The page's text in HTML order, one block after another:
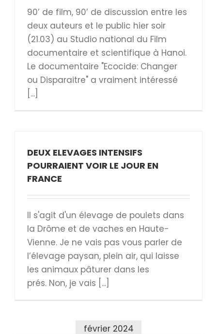
90’ de film, 90’ de discussion entre les
deux auteurs et le public hier soir
(21.03) au Studio national du Film
documentaire et scientifique à Hanoi.
Le documentaire "Ecocide: Changer
ou Disparaitre" a vraiment intéressé
[...]
DEUX ELEVAGES INTENSIFS
POURRAIENT VOIR LE JOUR EN
FRANCE
Il s'agit d'un élevage de poulets dans
la Drôme et de vaches en Haute-
Vienne. Je ne vais pas vous parler de
l’élevage paysan, plein air, qui laisse
les animaux pâturer dans les
prés. Non, je vais [...]
février 2024